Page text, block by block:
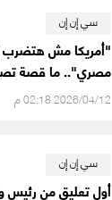
سي إن إن
"أمريكا مش هتضرب
مصري".. ما قصة
2026/04/12 02:18 م
سي إن إن
أول تعليق من رئيس